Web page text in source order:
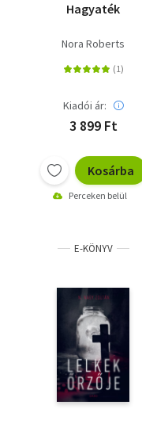
Hagyaték
Nora Roberts
Kiadói ár:
3 899 Ft
Kosárba
Perceken belül
E-KÖNYV